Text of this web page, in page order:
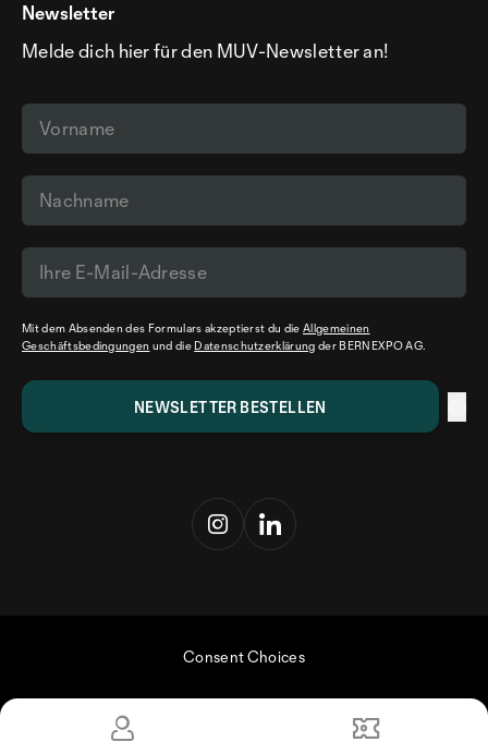
Newsletter
Melde dich hier für den MUV-Newsletter an!
Mit dem Absenden des Formulars akzeptierst du dieAllgemeinen
Geschäftsbedingungen und die Datenschutzerklärung der BERNEXPO AG.
Consent Choices